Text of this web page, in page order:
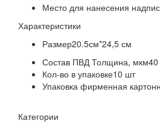
Место для нанесения
Характеристики
Размер20.5см*24,5 см
Состав ПВД Толщина, мкм40
Кол-во в упаковке10 шт
Упаковка фирменная
Категории